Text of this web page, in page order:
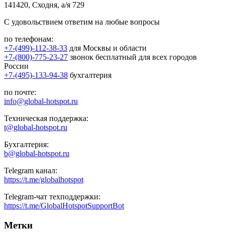
141420, Сходня, а/я 729
С удовольствием ответим на любые вопросы
по телефонам:
+7-(499)-112-38-33 для Москвы и области
+7-(800)-775-23-27 звонок бесплатный для всех городов
России
+7-(495)-133-94-38 бухгалтерия
по почте:
info@global-hotspot.ru
Техническая поддержка:
t@global-hotspot.ru
Бухгалтерия:
b@global-hotspot.ru
Telegram канал:
https://t.me/globalhotspot
Telegram-чат техподдержки:
https://t.me/GlobalHotspotSupportBot
Метки